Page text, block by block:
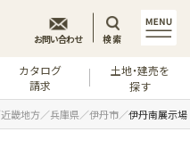
カタログ
請求
土地・建売を
探す
お問い合わせ 検索
近畿地方 兵庫県 伊丹市 伊丹南展示場